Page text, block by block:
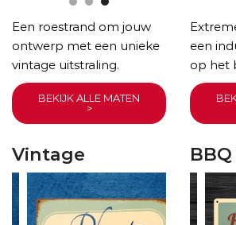
Een roestrand om jouw
ontwerp met een unieke
vintage uitstraling.
BEKIJK ALLE MATEN
>
een
op het
Vintage